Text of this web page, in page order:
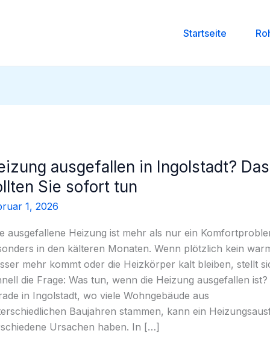
Startseite
ausgefallen in Ingolstadt? Das
Sie sofort tun
1, 2026
ausgefallene Heizung ist mehr als nur ein
in den kälteren Monaten. Wenn plötzlich kein
mehr kommt oder die Heizkörper kalt bleiben, stellt
die Frage: Was tun, wenn die Heizung ausgefallen ist?
in Ingolstadt, wo viele Wohngebäude aus
Baujahren stammen, kann ein
Ursachen haben. In […]